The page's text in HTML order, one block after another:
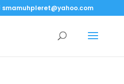
smamuhpleret@yahoo.com